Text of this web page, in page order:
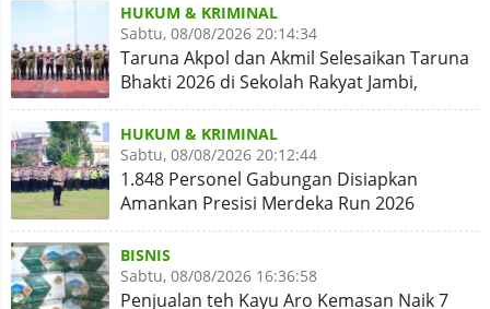
HUKUM & KRIMINAL
Sabtu, 08/08/2026 20:14:34
Taruna Akpol dan Akmil Selesaikan Taruna
Bhakti 2026 di Sekolah Rakyat Jambi,
Kegiatan Aman Lancar
HUKUM & KRIMINAL
Sabtu, 08/08/2026 20:12:44
1.848 Personel Gabungan Disiapkan
Amankan Presisi Merdeka Run 2026
BISNIS
Sabtu, 08/08/2026 16:36:58
Penjualan teh Kayu Aro Kemasan Naik 7